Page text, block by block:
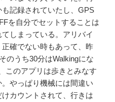
記録されていたし、GPS
を自分でセットすることは
しまっている。アリバイ
確でない時もあって、昨
のうち30分はWalkingにな
このアプリは歩きとみなす
やっぱり機械には間違い
カウントされて、行きは